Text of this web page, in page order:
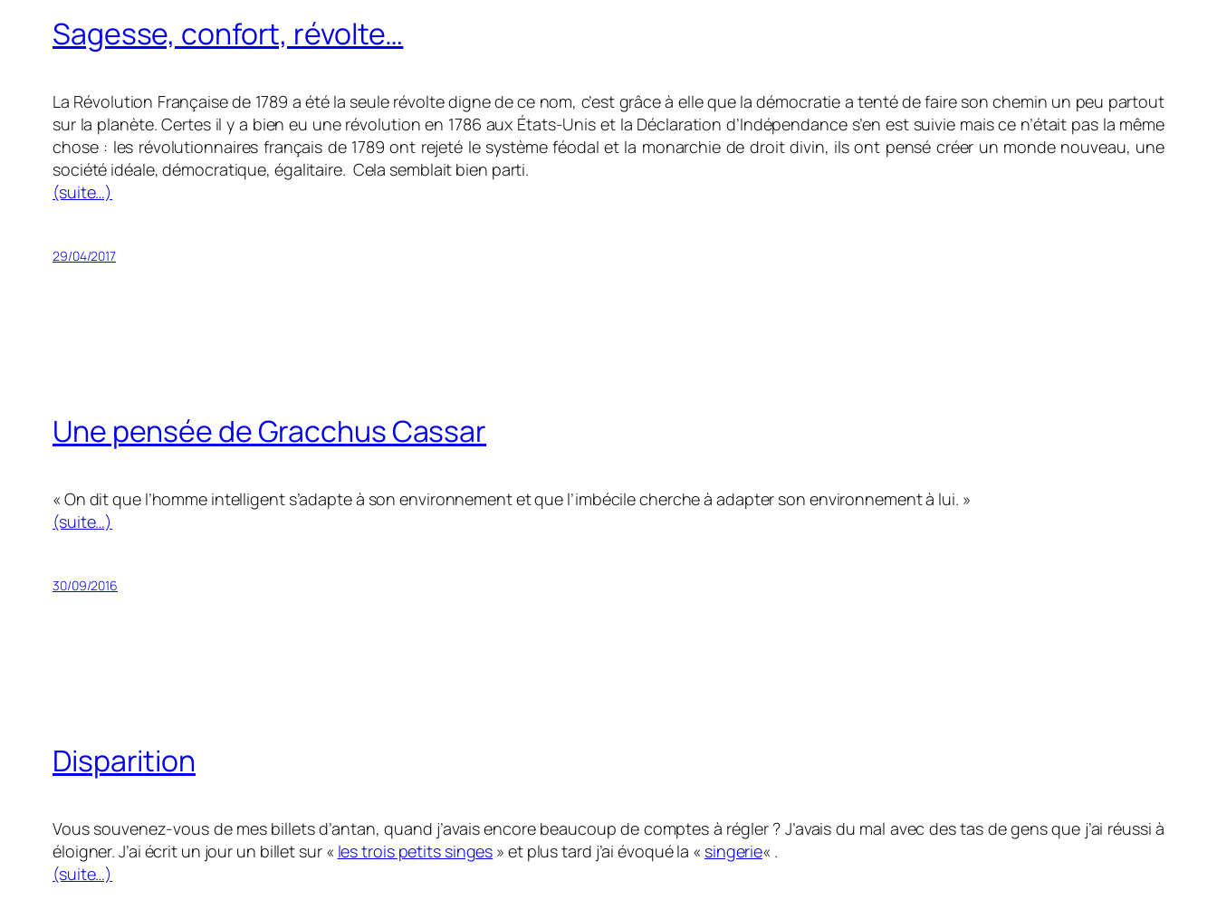
Sagesse, confort, révolte…
La Révolution Française de 1789 a été la seule révolte digne de ce nom, c’est grâce à elle que la démocratie a tenté de faire son chemin un peu partout
sur la planète. Certes il y a bien eu une révolution en 1786 aux États-Unis et la Déclaration d’Indépendance s’en est suivie mais ce n’était pas la même
chose : les révolutionnaires français de 1789 ont rejeté le système féodal et la monarchie de droit divin, ils ont pensé créer un monde nouveau, une
société idéale, démocratique, égalitaire. Cela semblait bien parti.
(suite…)
29/04/2017
Une pensée de Gracchus Cassar
« On dit que l’homme intelligent s’adapte à son environnement et que l’imbécile cherche à adapter son environnement à lui. »
(suite…)
30/09/2016
Disparition
Vous souvenez-vous de mes billets d’antan, quand j’avais encore beaucoup de comptes à régler ? J’avais du mal avec des tas de gens que j’ai réussi à
éloigner. J’ai écrit un jour un billet sur « les trois petits singes » et plus tard j’ai évoqué la « singerie« .
(suite…)